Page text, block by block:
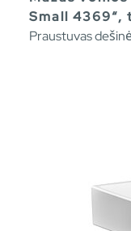
Small 4369“,
Praustuvas